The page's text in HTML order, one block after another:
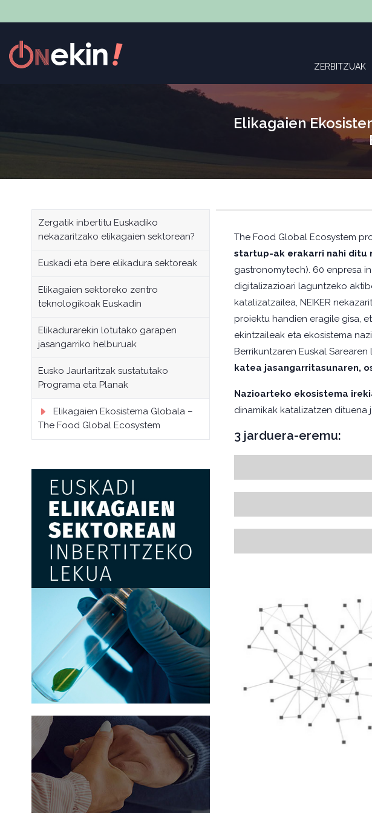
ZERBITZUAK
Elikagaien
Zergatik inbertitu Euskadiko
nekazaritzako elikagaien sektorean?
Euskadi eta bere elikadura sektoreak
Elikagaien sektoreko zentro
teknologikoak Euskadin
Elikadurarekin lotutako garapen
jasangarriko helburuak
Eusko Jaurlaritzak sustatutako
Programa eta Planak
Elikagaien Ekosistema Globala –
The Food Global Ecosystem
The Food Global Ecosystem
startup-ak erakarri nahi ditu
gastronomytech). 60 enpresa
digitalizazioari laguntzeko
katalizatzailea, NEIKER
proiektu handien eragile gisa,
ekintzaileak eta ekosistema
Berrikuntzaren Euskal
katea jasangarritasunaren,
Nazioarteko ekosistema
dinamikak katalizatzen dituena
3 jarduera-eremu: